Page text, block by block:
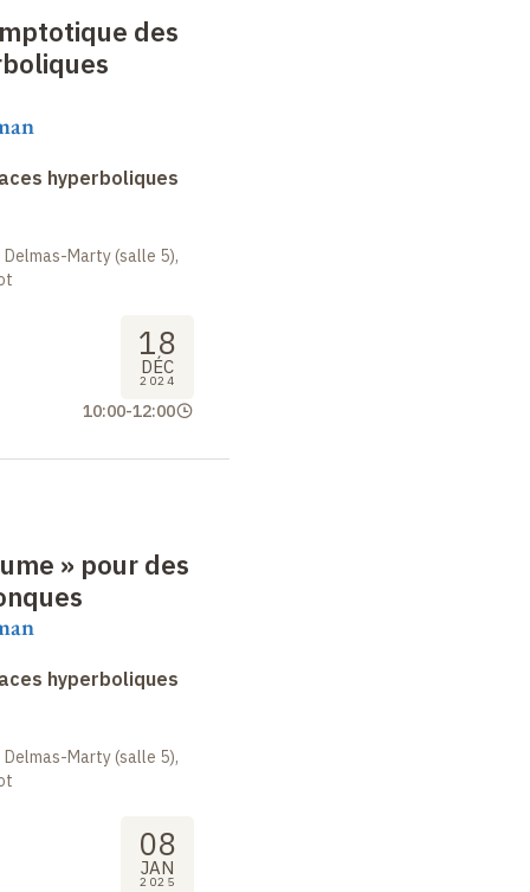
des
hyperboliques
Marty (salle 5),
18
DÉC
2024
10:00-12:00
» pour des
hyperboliques
Marty (salle 5),
08
JAN
2025